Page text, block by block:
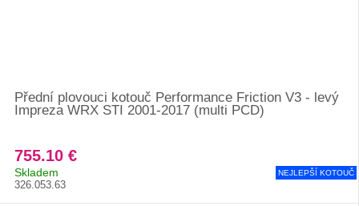
Přední plovouci kotouč Performance Friction V3 - levý
Impreza WRX STI 2001-2017 (multi PCD)
755.10 €
Skladem
326.053.63
NEJLEPŠÍ KOTOUČ